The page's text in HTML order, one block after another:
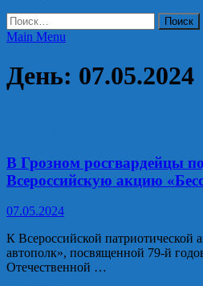
Найти:
Main Menu
День: 07.05.2024
В Грозном росгвардейцы
Всероссийскую акцию
07.05.2024
К Всероссийской патриотической
автополк», посвященной 79-й
Отечественной …